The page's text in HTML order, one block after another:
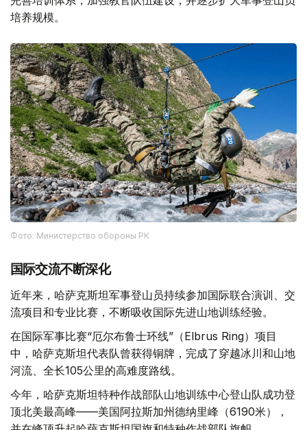
培养规模。
Фото: Министерство обороны РК
国际交流不断深化
近年来，哈萨克斯坦军事登山员持续参加国际联合演训、交
流项目和专业比赛，不断吸收国际先进山地训练经验。
在国际军事比赛“厄尔布鲁士环线”（Elbrus Ring）项目
中，哈萨克斯坦代表队曾获得铜牌，完成了穿越冰川和山地
河流、全长105公里的高难度路线。
今年，哈萨克斯坦特种作战部队山地训练中心登山队成功登
顶北美最高峰——美国阿拉斯加州德纳里峰（6190米），